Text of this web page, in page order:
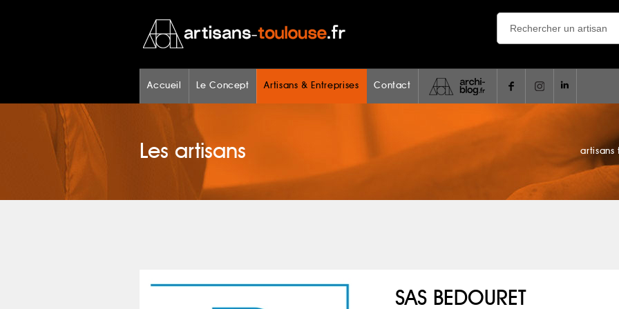
Accueil Le Concept Artisans & Entreprises Contact
Les artisans artisans
SAS BEDOURET